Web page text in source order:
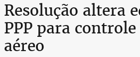
Resolução altera
PPP para
aéreo